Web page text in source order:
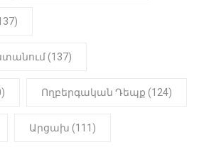
(137)
Ողբերգական Դեպք (124)
Արցախ (111)